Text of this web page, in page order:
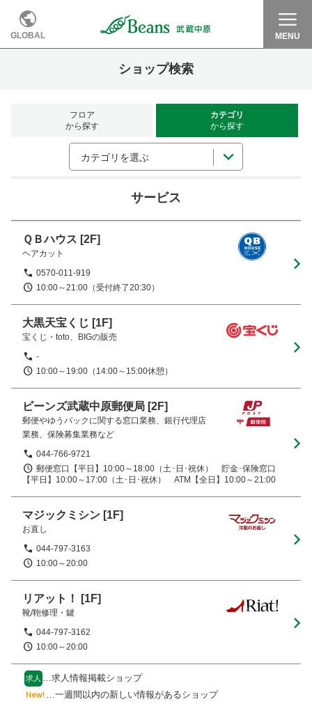
GLOBAL MENU
ショップ検索
フロア
から探す
カテゴリ
から探す
カテゴリを選ぶ
サービス
ＱＢハウス [2F]
ヘアカット
0570-011-919
10:00～21:00（受付終了20:30）
大黒天宝くじ [1F]
宝くじ・toto、BIGの販売
-
10:00～19:00（14:00～15:00休憩）
ビーンズ武蔵中原郵便局 [2F]
郵便やゆうパックに関する窓口業務、銀行代理店
業務、保険募集業務など
044‐766‐9721
郵便窓口【平日】10:00～18:00（土･日･祝休）　貯金･保険窓口
【平日】10:00～17:00（土･日･祝休）　ATM【全日】10:00～21:00
マジックミシン [1F]
お直し
044-797-3163
10:00～20:00
リアット！ [1F]
靴/鞄修理・鍵
044-797-3162
10:00～20:00
求人 …求人情報掲載ショップ
New! …一週間以内の新しい情報があるショップ